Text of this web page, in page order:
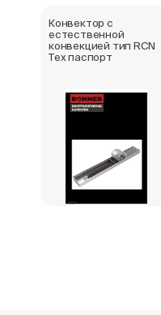
Конвектор с
естественной
конвекцией тип RCN
Тех паспорт